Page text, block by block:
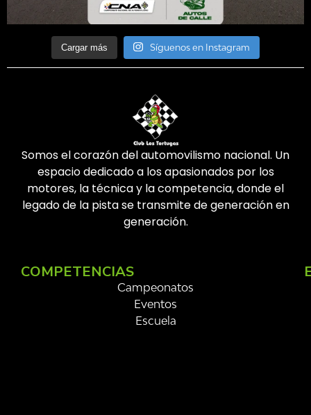
Cargar más Síguenos en Instagram
Somos el corazón del automovilismo nacional. Un
espacio dedicado a los apasionados por los
motores, la técnica y la competencia, donde el
legado de la pista se transmite de generación en
generación.
COMPETENCIAS
Campeonatos
Eventos
Escuela